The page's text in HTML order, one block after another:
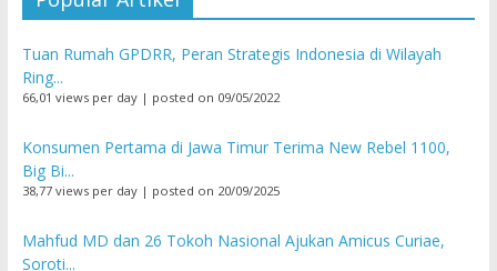
Tuan Rumah GPDRR, Peran Strategis Indonesia di Wilayah
Ring...
66,01 views per day| posted on 09/05/2022
Konsumen Pertama di Jawa Timur Terima New Rebel 1100,
Big Bi...
38,77 views per day| posted on 20/09/2025
Mahfud MD dan 26 Tokoh Nasional Ajukan Amicus Curiae,
Soroti...